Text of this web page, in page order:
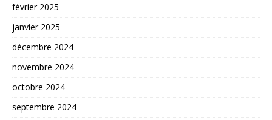
février 2025
janvier 2025
décembre 2024
novembre 2024
octobre 2024
septembre 2024